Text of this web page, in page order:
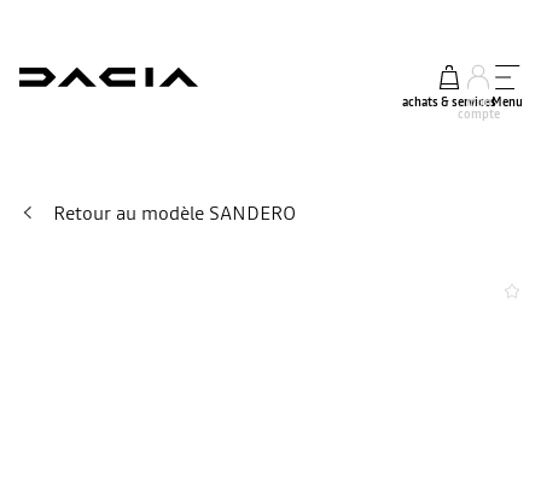
achats & services
mon
compte
Menu
Retour au modèle SANDERO